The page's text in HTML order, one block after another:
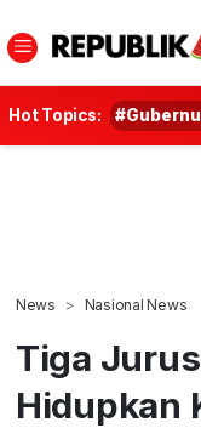
Hot Topics:
News Nasional News
Tiga
Hidupkan